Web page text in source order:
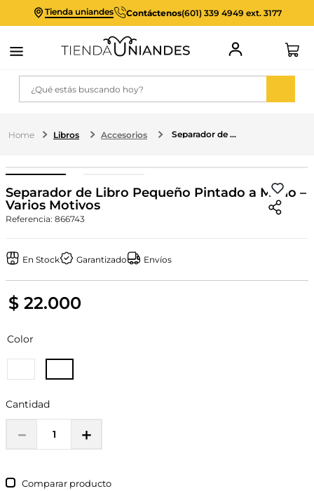
Tienda uniandes Contáctenos(601) 339 4949 ext. 3177
¿Qué estás buscando hoy?
Libros Accesorios Separador de Libro Pequeño Pintado a Mano –Varios Motivos
Separador de Libro Pequeño Pintado a Mano –
Varios Motivos
Referencia: 866743
En Stock Garantizado Envíos
$ 22.000
Color
Cantidad
＋
－
Comparar